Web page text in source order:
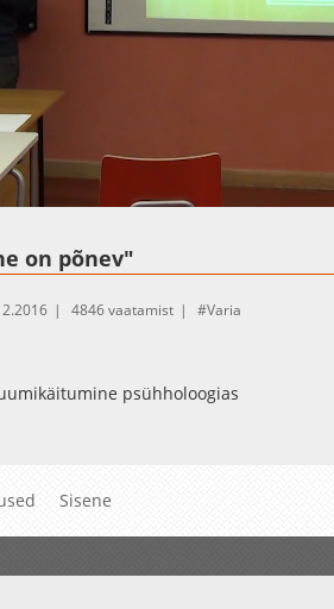
on põnev"
4846 vaatamist Varia
psühholoogias
Sisene